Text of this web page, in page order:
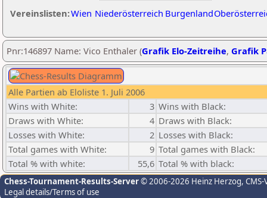
Vereinslisten:Wien Niederösterreich Burgenland
Pnr:146897 Name: Vico Enthaler (Grafik Elo-Zeitreihe, Grafik
Alle Partien ab Eloliste 1. Juli 2006
Wins with White:
3 Wins with Black:
Draws with White:
4 Draws with Black:
Losses with White:
2 Losses with Black:
Total games with White:
9 Total games with Black:
Total % with white:
55,6 Total % with black:
Chess-Tournament-Results-Server© 2006-2026 Heinz Herzog,
Legal details/Terms of use